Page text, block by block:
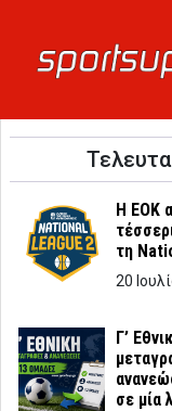
Η ΕΟΚ
τη
20
Γ’
σε μία